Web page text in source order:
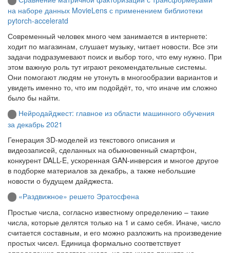
на наборе данных MovieLens с применением библиотеки
pytorch-acceleratd
Современный человек много чем занимается в интернете:
ходит по магазинам, слушает музыку, читает новости. Все эти
задачи подразумевают поиск и выбор того, что ему нужно. При
этом важную роль тут играют рекомендательные системы.
Они помогают людям не утонуть в многообразии вариантов и
увидеть именно то, что им подойдёт, то, что иначе им сложно
было бы найти.
Нейродайджест: главное из области машинного обучения
за декабрь 2021
Генерация 3D-моделей из текстового описания и
видеозаписей, сделанных на обыкновенный смартфон,
конкурент DALL-E, ускоренная GAN-инверсия и многое другое
в подборке материалов за декабрь, а также небольшие
новости о будущем дайджеста.
«Раздвижное» решето Эратосфена
Простые числа, согласно известному определению – такие
числа, которые делятся только на 1 и само себя. Иначе, число
считается составным, и его можно разложить на произведение
простых чисел. Единица формально соответствует